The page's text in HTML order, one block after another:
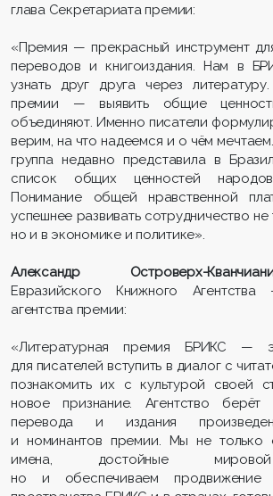
глава Секретариата премии:
«Премия — прекрасный инструмент
переводов и книгоиздания. Нам в
узнать друг друга через
премии — выявить общие
объединяют. Именно писатели
верим, на что надеемся и о чём
группа недавно представила в
список общих ценностей
Понимание общей нравственной
успешнее развивать сотрудничество не
но и в экономике и политике».
Александр Островерх-
Евразийского Книжного
агентства премии:
«Литературная премия БРИКС —
для писателей вступить в диалог с
познакомить их с культурой своей
новое признание. Агентство
перевода и издания
и номинантов премии. Мы не только
имена, достойные
но и обеспечиваем продвижение